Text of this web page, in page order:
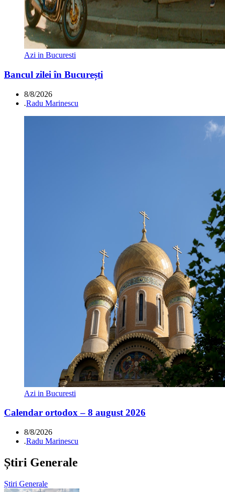
Azi in Bucuresti
Bancul zilei în București
8/8/2026
.Radu Marinescu
Azi in Bucuresti
Calendar ortodox – 8 august 2026
8/8/2026
.Radu Marinescu
Știri Generale
Știri Generale